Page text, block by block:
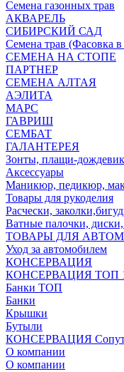
Семена газонных трав
АКВАРЕЛЬ
СИБИРСКИЙ САД
Семена трав (Фасовка
СЕМЕНА НА СТОПЕ
ПАРТНЕР
СЕМЕНА АЛТАЯ
АЭЛИТА
МАРС
ГАВРИШ
СЕМБАТ
ГАЛАНТЕРЕЯ
Зонты, плащи-
Аксессуары
Маникюр, педикюр,
Товары для рукоделия
Расчески,
Ватные палочки, диски,
ТОВАРЫ ДЛЯ
Уход за автомобилем
КОНСЕРВАЦИЯ
КОНСЕРВАЦИЯ ТОП
Банки ТОП
Банки
Крышки
Бутыли
КОНСЕРВАЦИЯ
О компании
О компании